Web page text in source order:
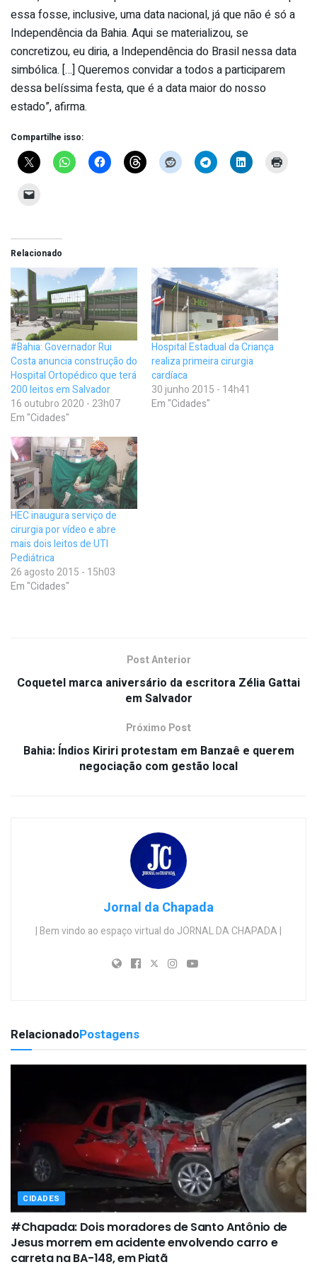
essa fosse, inclusive, uma data nacional, já que não é só a
Independência da Bahia. Aqui se materializou, se
concretizou, eu diria, a Independência do Brasil nessa data
simbólica. […] Queremos convidar a todos a participarem
dessa belíssima festa, que é a data maior do nosso
estado”, afirma.
Compartilhe isso:
Relacionado
#Bahia: Governador Rui
Costa anuncia construção do
Hospital Ortopédico que terá
200 leitos em Salvador
16 outubro 2020 - 23h07
Em "Cidades"
Hospital Estadual da Criança
realiza primeira cirurgia
cardíaca
30 junho 2015 - 14h41
Em "Cidades"
HEC inaugura serviço de
cirurgia por vídeo e abre
mais dois leitos de UTI
Pediátrica
26 agosto 2015 - 15h03
Em "Cidades"
Post Anterior
Coquetel marca aniversário da escritora Zélia Gattai
em Salvador
Próximo Post
Bahia: Índios Kiriri protestam em Banzaê e querem
negociação com gestão local
Jornal da Chapada
| Bem vindo ao espaço virtual do JORNAL DA CHAPADA |
RelacionadoPostagens
CIDADES
#Chapada: Dois moradores de Santo Antônio de
Jesus morrem em acidente envolvendo carro e
carreta na BA-148, em Piatã